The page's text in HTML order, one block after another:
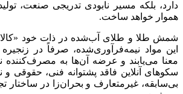
دارد، بلکه مسیر نابودی تدریجی صنعت،
هموار خواهد ساخت.
شمش طلا و طلای آب‌شده در ذات خود
این مواد نیمه‌فرآوری‌شده، صرفاً در
معنا می‌یابند و عرضه آن‌ها به مصرف‌کننده
سکوهای آنلاین فاقد پشتوانه فنی، حقوقی و
بی‌سابقه، غیرمتعارف و بحران‌زا در ساختار